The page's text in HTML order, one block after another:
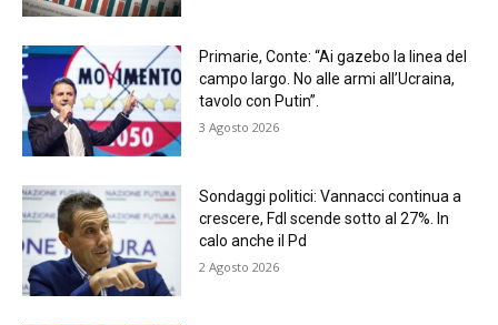
Primarie, Conte: “Ai gazebo la linea del
campo largo. No alle armi all’Ucraina,
tavolo con Putin”.
3 Agosto 2026
Sondaggi politici: Vannacci continua a
crescere, FdI scende sotto al 27%. In
calo anche il Pd
2 Agosto 2026